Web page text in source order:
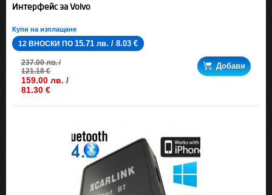
Интерфейс за Volvo
Купи на изплащане
12 ВНОСКИ ПО 15.71 лв. / 8.03 €
237.00 лв. /
121.18 €
159.00 лв. /
81.30 €
Добави